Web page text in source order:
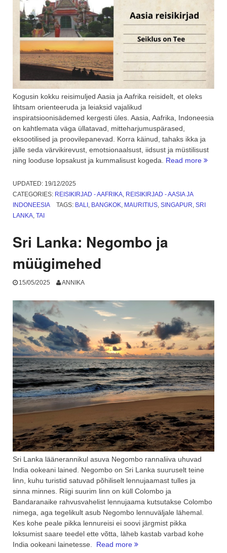
Kogusin kokku reisimuljed Aasia ja Aafrika reisidelt, et oleks
lihtsam orienteeruda ja leiaksid vajalikud
inspiratsioonisädemed kergesti üles. Aasia, Aafrika, Indoneesia
on kahtlemata väga üllatavad, mitteharjumuspärased,
eksootilised ja proovilepanevad. Korra käinud, tahaks ikka ja
jälle seda värvikirevust, emotsionaalsust, iidsust ja müstilisust
ning looduse lopsakust ja kummalisust kogeda. Read more
UPDATED: 19/12/2025
CATEGORIES: REISIKIRJAD - AAFRIKA, REISIKIRJAD - AASIA JA
INDONEESIA
TAGS: BALI , BANGKOK, MAURITIUS, SINGAPUR, SRI
LANKA, TAI
Sri Lanka: Negombo ja
müügimehed
15/05/2025 ANNIKA
Sri Lanka läänerannikul asuva Negombo rannaliiva uhuvad
India ookeani lained. Negombo on Sri Lanka suuruselt teine
linn, kuhu turistid satuvad põhiliselt lennujaamast tulles ja
sinna minnes. Riigi suurim linn on küll Colombo ja
Bandaranaike rahvusvahelist lennujaama kutsutakse Colombo
nimega, aga tegelikult asub Negombo lennuväljale lähemal.
Kes kohe peale pikka lennureisi ei soovi järgmist pikka
loksumist saare teedel ette võtta, läheb kastab varbad kohe
India ookeani lainetesse. Read more “Sri